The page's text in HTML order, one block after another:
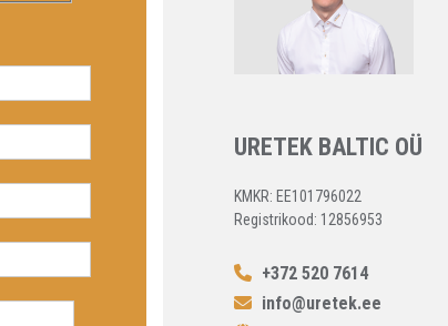
URETEK BALTIC OÜ
KMKR: EE101796022
Registrikood: 12856953
+372 520 7614
info@uretek.ee